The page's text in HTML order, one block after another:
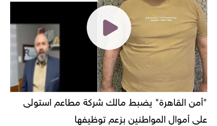
"أمن القاهرة" يضبط مالك شركة مطاعم استولى
على أموال المواطنين بزعم توظيفها